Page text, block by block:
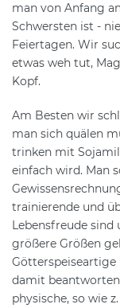
man von Anfang
Schwersten ist -
Feiertagen. Wir
etwas weh tut,
Kopf.
Am Besten wir
man sich quälen
trinken mit
einfach wird. Man
trainierende und
Lebensfreude sind
größere Größen
Götterspeiseartige
damit
physische, so wie